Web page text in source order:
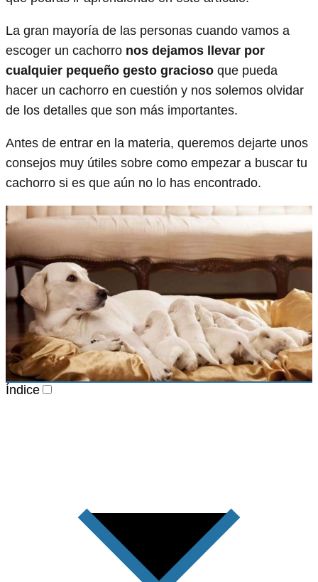
La gran mayoría de las personas cuando vamos a
escoger un cachorro nos dejamos llevar por
cualquier pequeño gesto gracioso que pueda
hacer un cachorro en cuestión y nos solemos olvidar
de los detalles que son más importantes.
Antes de entrar en la materia, queremos dejarte unos
consejos muy útiles sobre como empezar a buscar tu
cachorro si es que aún no lo has encontrado.
Índice